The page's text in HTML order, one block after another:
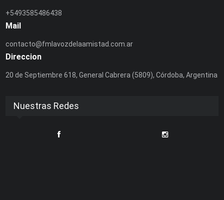
+5493585486438
Mail
contacto@fmlavozdelaamistad.com.ar
Direccion
20 de Septiembre 618, General Cabrera (5809), Córdoba, Argentina
Nuestras Redes